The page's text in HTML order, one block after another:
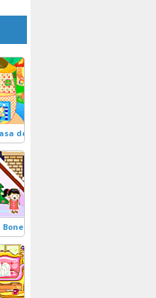
de Cogumelo 2